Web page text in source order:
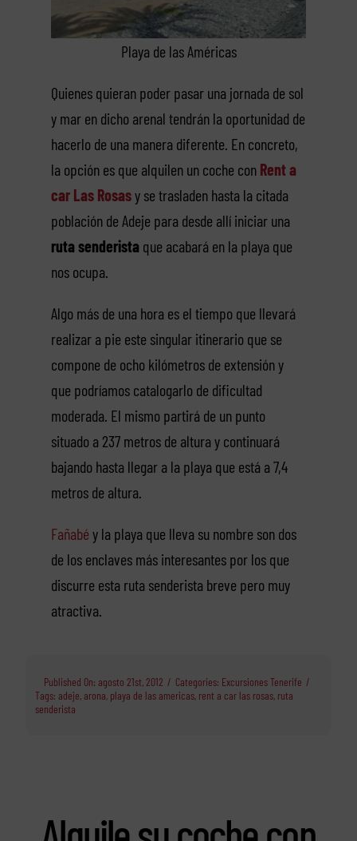
Playa de las Américas
Quienes quieran poder pasar una jornada de sol
y mar en dicho arenal tendrán la oportunidad de
hacerlo de una manera diferente. En concreto,
la opción es que alquilen un coche con Rent a
car Las Rosasy se trasladen hasta la citada
población de Adeje para desde allí iniciar una
ruta senderista que acabará en la playa que
nos ocupa.
Algo más de una hora es el tiempo que llevará
realizar a pie este singular itinerario que se
compone de ocho kilómetros de extensión y
que podríamos catalogarlo de dificultad
moderada. El mismo partirá de un punto
situado a 237 metros de altura y continuará
bajando hasta llegar a la playa que está a 7,4
metros de altura.
Fañabé y la playa que lleva su nombre son dos
de los enclaves más interesantes por los que
discurre esta ruta senderista breve pero muy
atractiva.
Published On: agosto 21st, 2012 / Categories: Excursiones Tenerife /
Tags: adeje,arona, playa de las americas, rent a car las rosas, ruta
senderista